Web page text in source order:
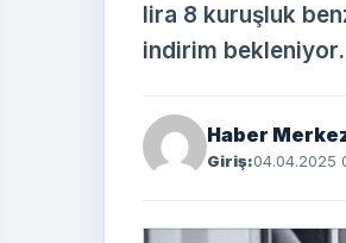
lira 8 kuruşluk
indirim
Haber
Giriş:04.04.2025